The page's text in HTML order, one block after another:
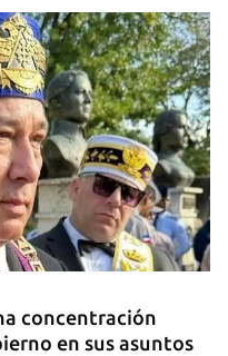
Cruz desafía la
Habana
concentración
en sus asuntos